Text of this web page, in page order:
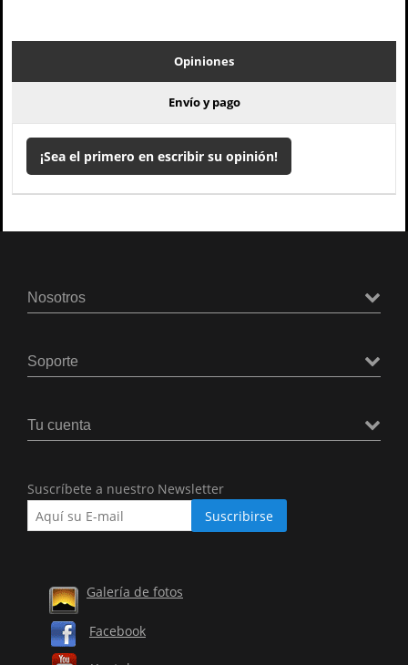
Opiniones
Envío y pago
¡Sea el primero en escribir su opinión!
Nosotros
Soporte
Tu cuenta
Suscríbete a nuestro Newsletter
Galería de fotos
Facebook